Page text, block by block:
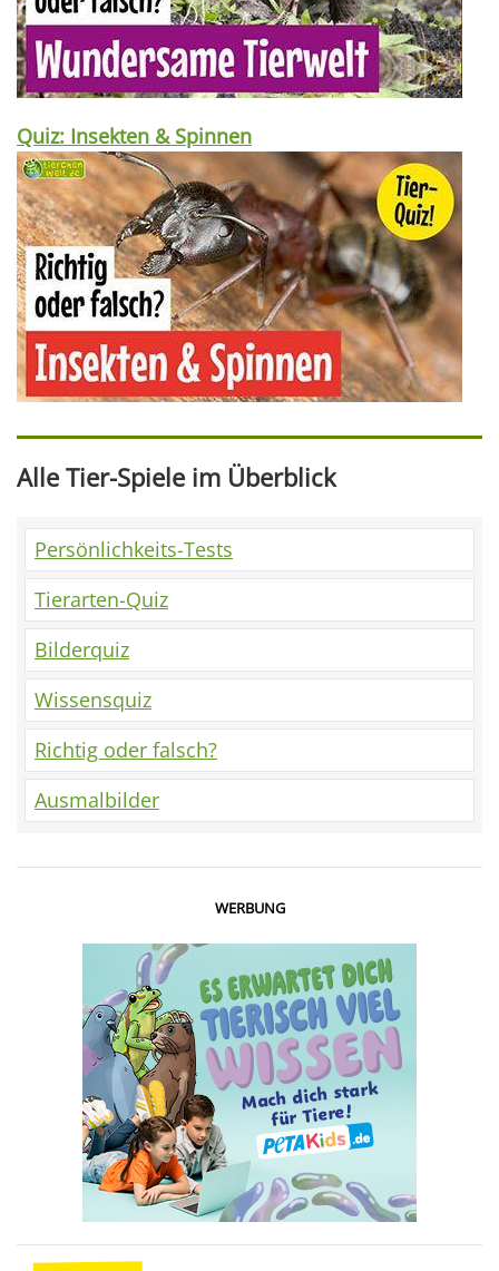
Quiz: Insekten & Spinnen
Alle Tier-Spiele im Überblick
Persönlichkeits-Tests
Tierarten-Quiz
Bilderquiz
Wissensquiz
Richtig oder falsch?
Ausmalbilder
WERBUNG